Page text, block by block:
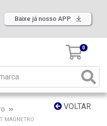
Baixe já nosso APP
0
VOLTAR
MAGNETRO